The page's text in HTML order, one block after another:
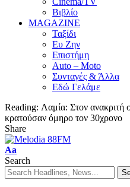
Βιβλίο
MAGAZINE
Ταξίδι
Ευ Ζην
Επιστήμη
Auto – Moto
Συνταγές & Άλλα
Εδώ Γελάμε
Reading: Λαμία: Στον ανακριτή
κρατούσαν όμηρο τον 30χρονο
Share
Aa
Search